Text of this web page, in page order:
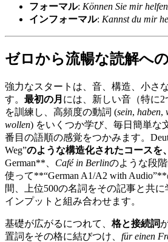
フォーマル: Können Sie mir
インフォーマル: Kannst du mir
ゼロから流暢な読解へ
強力なスタートは、音、構造、小さ
す。 最初の月 には、新しい音（特に2
を訓練し、高頻度の動詞 (sein, haben,
wollen) をいくつか学び、毎日簡単な
番目の語順の感覚をつかみます。
Weg”のような構造化されたコースを
German**、 Café in Berlinのような段
使って**“German A1/A2 with
間、上位500の名詞をその記事と共
インプットと組み合わせます。
基礎が広がるにつれて、 格と接続詞
置詞をその格に結びつけ、 für einen